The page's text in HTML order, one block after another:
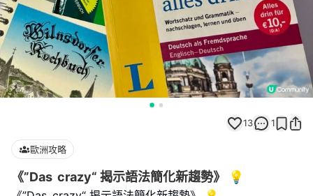
13 1
歐洲攻略
《”Das crazy“ 揭示語法簡化新趨勢》 💡